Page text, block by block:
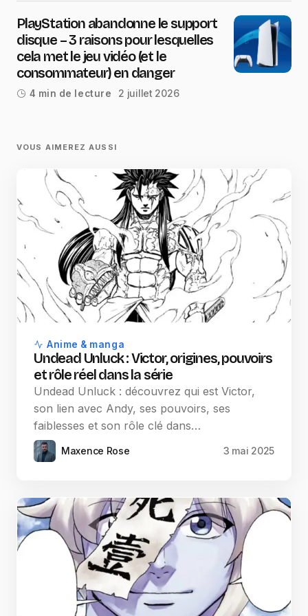
PlayStation abandonne le support
disque – 3 raisons pour lesquelles
cela met le jeu vidéo (et le
consommateur) en danger
4 min de lecture 2 juillet 2026
VOUS AIMEREZ AUSSI
Anime & manga
Undead Unluck : Victor, origines, pouvoirs
et rôle réel dans la série
Undead Unluck : découvrez qui est Victor,
son lien avec Andy, ses pouvoirs, ses
faiblesses et son rôle clé dans…
Maxence Rose 3 mai 2025